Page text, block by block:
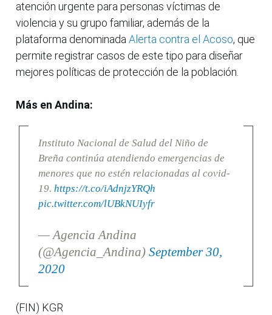
atención urgente para personas víctimas de
violencia y su grupo familiar, además de la
plataforma denominada Alerta contra el Acoso, que
permite registrar casos de este tipo para diseñar
mejores políticas de protección de la población.
Más en Andina:
Instituto Nacional de Salud del Niño de
Breña continúa atendiendo emergencias de
menores que no estén relacionadas al covid-
19. https://t.co/iAdnjzYRQh
pic.twitter.com/lUBkNUIyfr
— Agencia Andina
(@Agencia_Andina) September 30,
2020
(FIN) KGR